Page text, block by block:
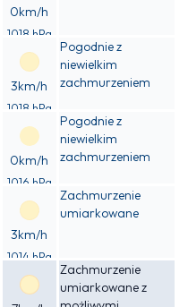
0km/h
1018 hPa
3km/h
1018 hPa
Pogodnie z
niewielkim
zachmurzeniem
0km/h
1016 hPa
Pogodnie z
niewielkim
zachmurzeniem
3km/h
1014 hPa
Zachmurzenie
umiarkowane
Zachmurzenie
umiarkowane z